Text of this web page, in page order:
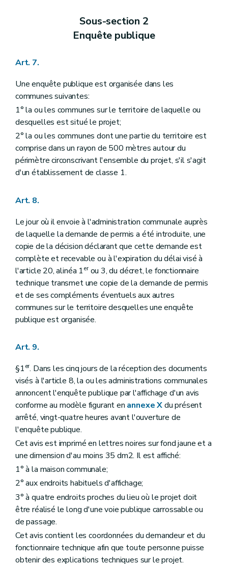
Sous-section 2
Enquête publique
Art. 7.
Une enquête publique est organisée dans les
communes suivantes:
1° la ou les communes sur le territoire de laquelle ou
desquelles est situé le projet;
2° la ou les communes dont une partie du territoire est
comprise dans un rayon de 500 mètres autour du
périmètre circonscrivant l'ensemble du projet, s'il s'agit
d'un établissement de classe 1.
Art. 8.
Le jour où il envoie à l'administration communale auprès
de laquelle la demande de permis a été introduite, une
copie de la décision déclarant que cette demande est
complète et recevable ou à l'expiration du délai visé à
l'article 20, alinéa 1erou 3, du décret, le fonctionnaire
technique transmet une copie de la demande de permis
et de ses compléments éventuels aux autres
communes sur le territoire desquelles une enquête
publique est organisée.
Art. 9.
§1er. Dans les cinq jours de la réception des documents
visés à l'article 8, la ou les administrations communales
annoncent l'enquête publique par l'affichage d'un avis
conforme au modèle figurant en annexe Xdu présent
arrêté, vingt-quatre heures avant l'ouverture de
l'enquête publique.
Cet avis est imprimé en lettres noires sur fond jaune et a
une dimension d'au moins 35 dm2. Il est affiché:
1° à la maison communale;
2° aux endroits habituels d'affichage;
3° à quatre endroits proches du lieu où le projet doit
être réalisé le long d'une voie publique carrossable ou
de passage.
Cet avis contient les coordonnées du demandeur et du
fonctionnaire technique afin que toute personne puisse
obtenir des explications techniques sur le projet.